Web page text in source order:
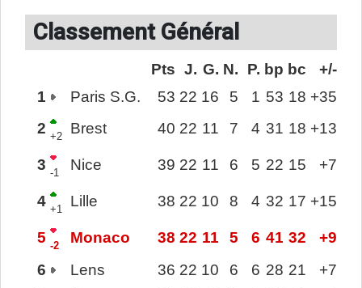
Classement Général
Pts J. G. N. P. bp bc
+/-
1
Paris S.G. 53 22 16 5 1 53 18 +35
2 +2 Brest 40 22 11 7 4 31 18 +13
3 -1 Nice 39 22 11 6 5 22 15 +7
4 +1 Lille 38 22 10 8 4 32 17 +15
5 -2 Monaco 38 22 11 5 6 41 32
+9
6
Lens 36 22 10 6 6 28 21
+7